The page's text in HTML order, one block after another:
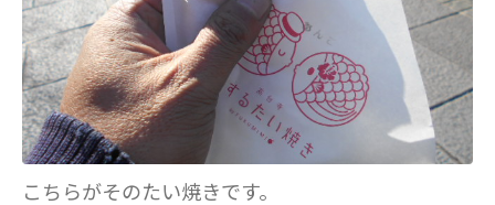
こちらがそのたい焼きです。